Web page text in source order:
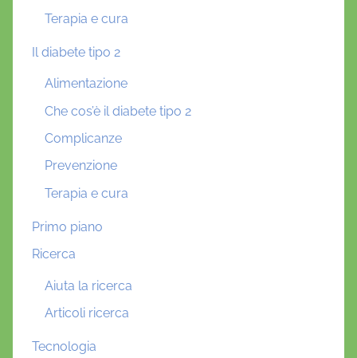
Terapia e cura
Il diabete tipo 2
Alimentazione
Che cos’è il diabete tipo 2
Complicanze
Prevenzione
Terapia e cura
Primo piano
Ricerca
Aiuta la ricerca
Articoli ricerca
Tecnologia